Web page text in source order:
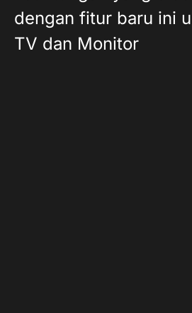
dengan fitur baru ini
TV dan Monitor